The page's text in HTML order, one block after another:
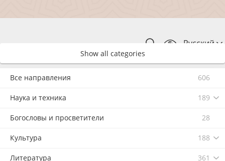
Русский
Show all categories
Все направления 606
Наука и техника 189
Богословы и просветители 28
Культура 188
Литература 361